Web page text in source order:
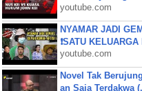
youtube.com
NYAMAR JADI
❗SATU
youtube.com
Novel Tak
an Saja Terdakwa